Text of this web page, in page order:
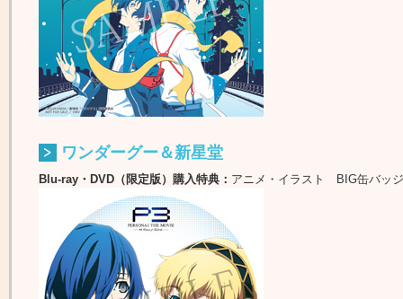
ワンダーグー＆新星堂
Blu-ray・DVD（限定版）購入特典： アニメ・イラスト BIG缶バッジ